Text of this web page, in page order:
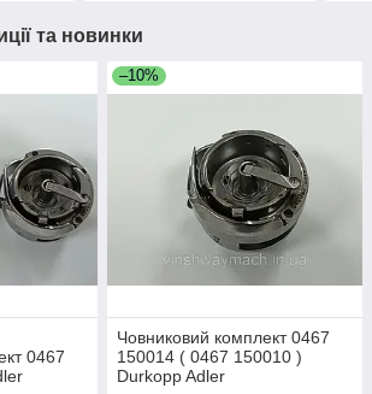
та новинки
0467
–10%
Човниковий комплект 0467
150014 ( 0467 150010 )
Durkopp Adler